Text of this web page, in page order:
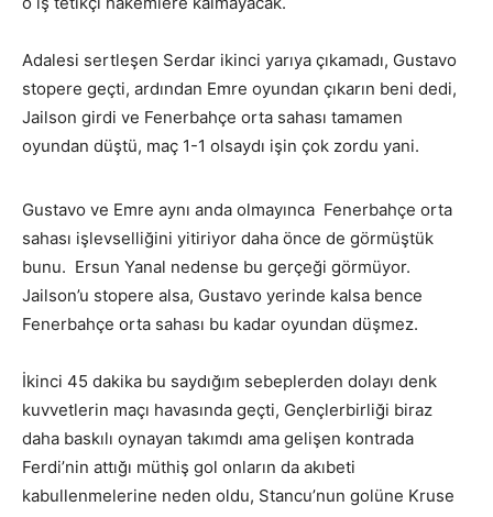
Adalesi sertleşen Serdar ikinci yarıya çıkamadı, Gustavo
stopere geçti, ardından Emre oyundan çıkarın beni dedi,
Jailson girdi ve Fenerbahçe orta sahası tamamen
oyundan düştü, maç 1-1 olsaydı işin çok zordu yani.
Gustavo ve Emre aynı anda olmayınca Fenerbahçe orta
sahası işlevselliğini yitiriyor daha önce de görmüştük
bunu. Ersun Yanal nedense bu gerçeği görmüyor.
Jailson’u stopere alsa, Gustavo yerinde kalsa bence
Fenerbahçe orta sahası bu kadar oyundan düşmez.
İkinci 45 dakika bu saydığım sebeplerden dolayı denk
kuvvetlerin maçı havasında geçti, Gençlerbirliği biraz
daha baskılı oynayan takımdı ama gelişen kontrada
Ferdi’nin attığı müthiş gol onların da akıbeti
kabullenmelerine neden oldu, Stancu’nun golüne Kruse